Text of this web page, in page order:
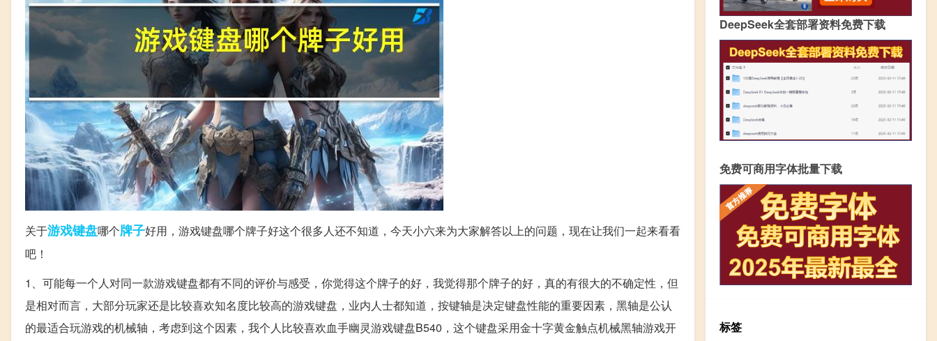
关于游戏键盘哪个牌子好用，游戏键盘哪个牌子好这个很多人还不知道，今天小六来为大家解答以上的问题，现在让我们一起来看看
吧！
1、可能每一个人对同一款游戏键盘都有不同的评价与感受，你觉得这个牌子的好，我觉得那个牌子的好，真的有很大的不确定性，但
是相对而言，大部分玩家还是比较喜欢知名度比较高的游戏键盘，业内人士都知道，按键轴是决定键盘性能的重要因素，黑轴是公认
的最适合玩游戏的机械轴，考虑到这个因素，我个人比较喜欢血手幽灵游戏键盘B540，这个键盘采用金十字黄金触点机械黑轴游戏开
DeepSeek全套部署资料免费下载
免费可商用字体批量下载
标签